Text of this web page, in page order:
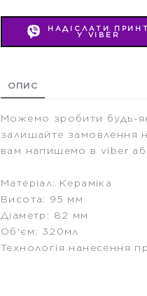
НАДІСЛАТИ ПРИНТ
У VIBER
ОПИС
Можемо зробити будь-
залишайте замовлення
вам напишемо в viber
Матеріал: Кераміка
Висота: 95 мм
Діаметр: 82 мм
Об'єм: 320мл
Технологія нанесення